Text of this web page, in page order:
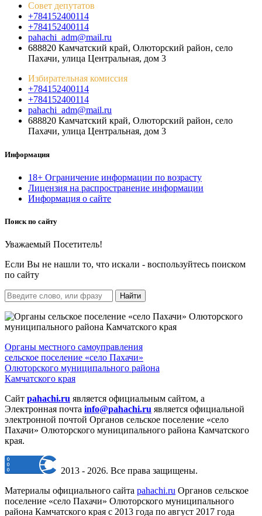
Совет депутатов
+784152400114
+784152400114
pahachi_adm@mail.ru
688820 Камчатский край, Олюторский район, село
Пахачи, улица Центральная, дом 3
Избирательная комиссия
+784152400114
+784152400114
pahachi_adm@mail.ru
688820 Камчатский край, Олюторский район, село
Пахачи, улица Центральная, дом 3
Информация
18+ Ограничение информации по возрасту
Лицензия на распространение информации
Информация о сайте
Поиск по сайту
Уважаемый Посетитель!
Если Вы не нашли то, что искали - воспользуйтесь поиском
по сайту
Найти
Органы местного самоуправления
сельское поселение «село Пахачи»
Олюторского муниципального района
Камчатского края
Сайт pahachi.ru является официальным сайтом, а
Электронная почта info@pahachi.ru является официальной
электронной почтой Органов сельское поселение «село
Пахачи» Олюторского муниципального района Камчатского
края.
2013 - 2026. Все права защищены.
Материалы официального сайта pahachi.ru Органов сельское
поселение «село Пахачи» Олюторского муниципального
района Камчатского края с 2013 года по август 2017 года